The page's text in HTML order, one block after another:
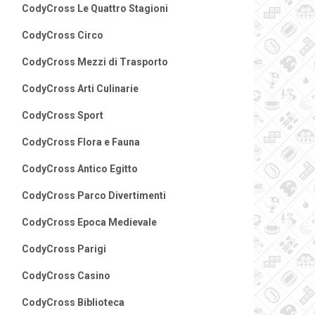
CodyCross Le Quattro Stagioni
CodyCross Circo
CodyCross Mezzi di Trasporto
CodyCross Arti Culinarie
CodyCross Sport
CodyCross Flora e Fauna
CodyCross Antico Egitto
CodyCross Parco Divertimenti
CodyCross Epoca Medievale
CodyCross Parigi
CodyCross Casino
CodyCross Biblioteca